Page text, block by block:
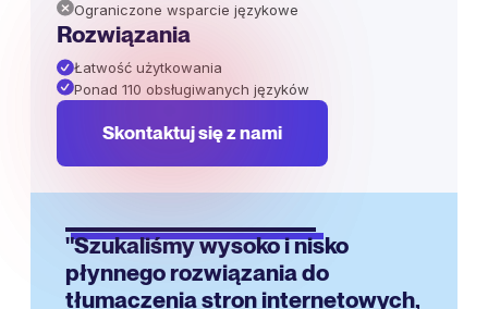
Ograniczone wsparcie językowe
Rozwiązania
Łatwość użytkowania
Ponad 110 obsługiwanych języków
Skontaktuj się z nami
"Szukaliśmy wysoko i nisko
płynnego rozwiązania do
tłumaczenia stron internetowych,